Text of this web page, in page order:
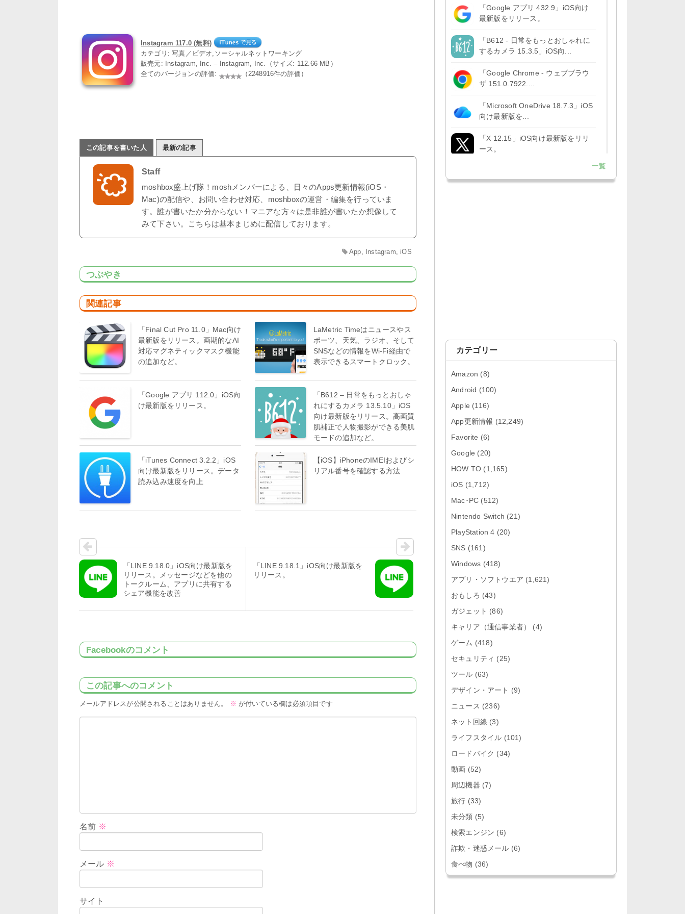
Instagram 117.0 (無料)
カテゴリ: 写真／ビデオ,ソーシャルネットワーキング
販売元: Instagram, Inc. – Instagram, Inc.（サイズ: 112.66 MB）
全てのバージョンの評価:
（2248916件の評価）
この記事を書いた人 最新の記事
Staff
moshbox盛上げ隊！moshメンバーによる、日々のApps更新情報(iOS・
Mac)の配信や、お問い合わせ対応、moshboxの運営・編集を行っていま
す。誰が書いたか分からない！マニアな方々は是非誰が書いたか想像して
みて下さい。こちらは基本まじめに配信しております。
App Instagram iOS
つぶやき
関連記事
「Final Cut Pro 11.0」Mac向け
最新版をリリース。画期的なAI
対応マグネティックマスク機能
の追加など。
LaMetric Timeはニュースやス
ポーツ、天気、ラジオ、そして
SNSなどの情報をWi-Fi経由で
表示できるスマートクロック。
「Google アプリ 112.0」iOS向
け最新版をリリース。
「B612 – 日常をもっとおしゃ
れにするカメラ 13.5.10」iOS
向け最新版をリリース。高画質
肌補正で人物撮影ができる美肌
モードの追加など。
「iTunes Connect 3.2.2」iOS
向け最新版をリリース。データ
読み込み速度を向上
【iOS】iPhoneのIMEIおよびシ
リアル番号を確認する方法
「LINE 9.18.0」iOS向け最新版を
リリース。メッセージなどを他の
トークルーム、アプリに共有する
シェア機能を改善
「LINE 9.18.1」iOS向け最新版を
リリース。
Facebookのコメント
この記事へのコメント
メールアドレスが公開されることはありません。 ※ が付いている欄は必須項目です
名前 ※
メール ※
サイト
「Google アプリ 432.9」iOS向け
最新版をリリース。
「B612 - 日常をもっとおしゃれに
するカメラ 15.3.5」iOS向...
「Google Chrome - ウェブブラウ
ザ 151.0.7922....
「Microsoft OneDrive 18.7.3」iOS
向け最新版を...
「X 12.15」iOS向け最新版をリリ
ース。
リリース。Liguid G...
版をリリース。AIプロ...
イバル 26.40」iOS向...
ザ 151.0.7922....
向け最新版...
「Google カレンダー 26.29.4」iOS
向け最新版をリリース。...
「Instagram 441.0.0」iOS向け最新
「Google ドライブ - 安全なオンラ
「Google 翻訳 10.31.311」iOS向
「Microsoft Excel 2.112.3」iOS向
一覧
カテゴリー
Amazon (8)
Android (100)
Apple (116)
App更新情報 (12,249)
Favorite (6)
Google (20)
HOW TO (1,165)
iOS (1,712)
Mac･PC (512)
Nintendo Switch (21)
PlayStation 4 (20)
SNS (161)
Windows (418)
アプリ・ソフトウエア (1,621)
おもしろ (43)
ガジェット (86)
キャリア（通信事業者）
(4)
ゲーム (418)
セキュリティ (25)
ツール (63)
デザイン・アート (9)
ニュース (236)
ネット回線 (3)
ライフスタイル (101)
ロードバイク (34)
動画 (52)
周辺機器 (7)
旅行 (33)
未分類 (5)
検索エンジン (6)
詐欺・迷惑メール (6)
食べ物 (36)